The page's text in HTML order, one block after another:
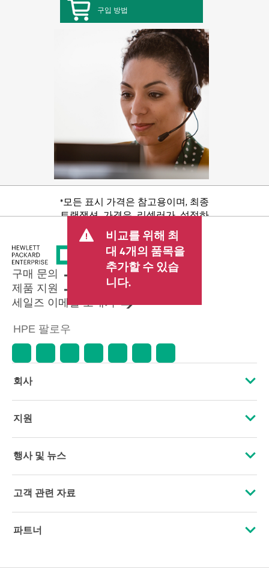
구입 방법
*모든 표시 가격은 참고용이며, 최종
트랜잭션 가격은 리셀러가 설정하
며 판매세/VAT 및 배송 등 기타 수수
료가 포함될 수 있습니다. 리셀러가
설정한 트랜잭션 가격은 다른 리셀
러가 설정한 가격 및 표시 가격과 다
를 수 있습니다. 표시 가격에는 기간
한정 프로모션 혜택이 포함될 수 있
습니다. HPE는 시장 상황 변화, 제품
수명 종료, 광고 오류 등을 포함하되
이에 국한되지 않는 사유로 언제든
지 가격을 조정할 권리를 보유합니
비교를 위해 최
대 4개의 품목을
추가할 수 있습
니다.
구매 문의
제품 지원
세일즈 이메일 보내기
HPE 팔로우
회사
HPE 소개
접근성
기업의 책임
HPE Labs
지원
운영 지원 서비스
제품 회수 및 재활용
소프트웨어 및 드라이버
보증 확인
행사 및 뉴스
행사
HPE Discover
고객 관련 자료
문의하기
파트너